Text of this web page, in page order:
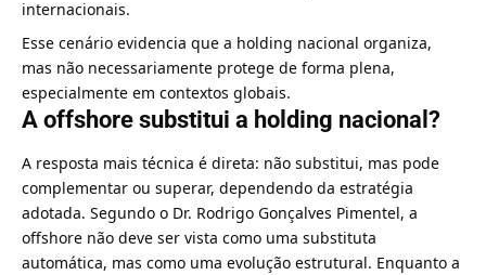
internacionais.
Esse cenário evidencia que a holding nacional organiza,
mas não necessariamente protege de forma plena,
especialmente em contextos globais.
A offshore substitui a holding nacional?
A resposta mais técnica é direta: não substitui, mas pode
complementar ou superar, dependendo da estratégia
adotada. Segundo o Dr. Rodrigo Gonçalves Pimentel, a
offshore não deve ser vista como uma substituta
automática, mas como uma evolução estrutural. Enquanto a